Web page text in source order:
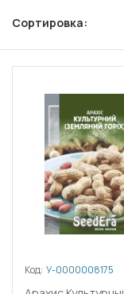
Сортировка:
Код: У-0000008175